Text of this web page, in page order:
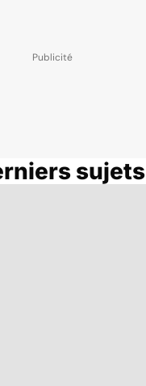
sujets